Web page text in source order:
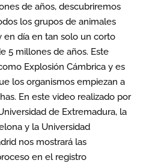
de años, descubriremos
los grupos de animales
día en tan solo un corto
5 millones de años. Este
Explosión Cámbrica y es
los organismos empiezan a
En este video realizado por
de Extremadura, la
y la Universidad
nos mostrará las
en el registro